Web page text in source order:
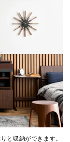
と収納ができます。